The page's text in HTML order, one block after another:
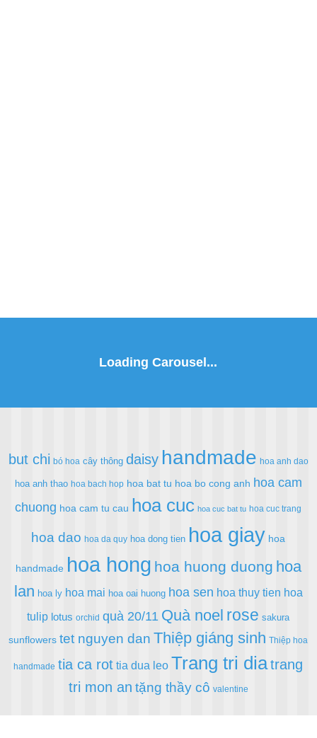
but chi bó hoa cây thông daisy handmade hoa anh dao
hoa anh thao hoa bach hop hoa bat tu hoa bo cong anh hoa cam
chuong hoa cam tu cau hoa cuc hoa cuc bat tu hoa cuc trang
hoa dao hoa da quy hoa dong tien hoa giay hoa
handmade hoa hong hoa huong duong hoa
lan hoa ly hoa mai hoa oai huong hoa sen hoa thuy tien hoa
tulip lotus orchid quà 20/11 Quà noel rose sakura
sunflowers tet nguyen dan Thiệp giáng sinh Thiệp hoa
handmade tia ca rot tia dua leo Trang tri diatrang
tri mon an tặng thầy cô valentine